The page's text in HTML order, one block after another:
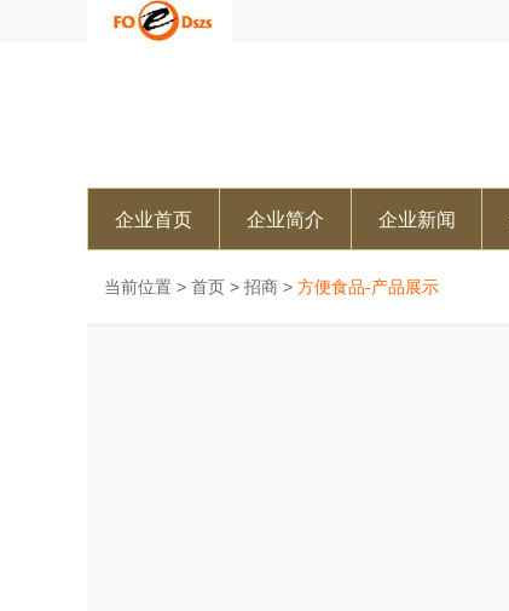
企业首页 企业简介 企业新闻
当前位置 > 首页 > 招商 > 方便食品-产品展示